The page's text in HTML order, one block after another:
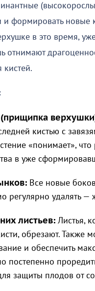
и формировать новые
в это время,
отнимают
кистью с
«понимает»,
в уже
Все новые
регулярно удалять —
листьев: Листья,
обрезают. Также
и обеспечить
постепенно
защиты плодов от